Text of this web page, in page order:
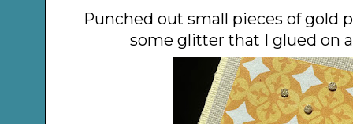
Punched out small pieces of gold
some glitter that I glued on